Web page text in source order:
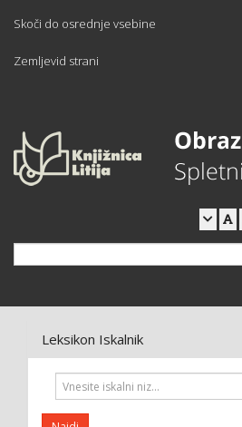
Skoči do osrednje vsebine
Zemljevid strani
Leksikon Iskalnik